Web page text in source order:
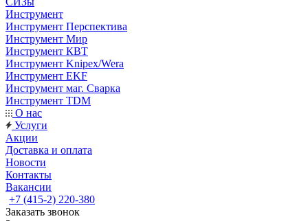
Инструмент
Инструмент Перспектива
Инструмент Мир
Инструмент КВТ
Инструмент Knipex/Wera
Инструмент EKF
Инструмент маг. Сварка
Инструмент TDM
О нас
Услуги
Акции
Доставка и оплата
Новости
Контакты
Вакансии
+7 (415-2) 220-380
Заказать звонок